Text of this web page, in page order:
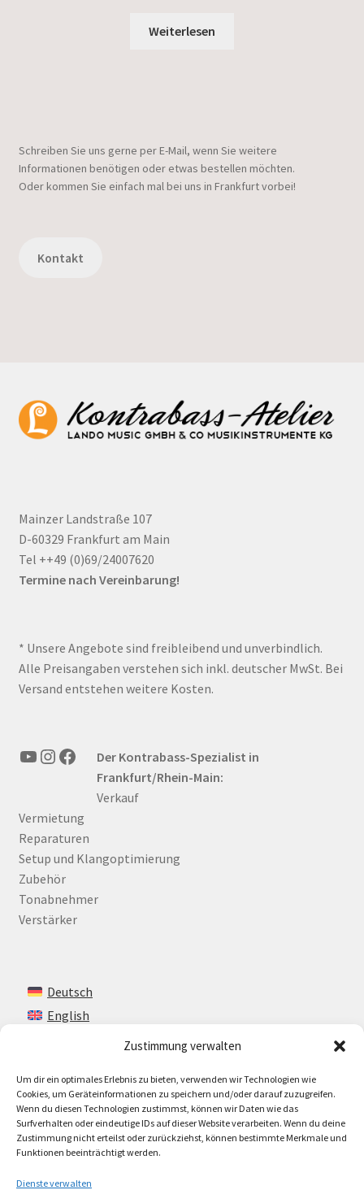
Zustimmung verwalten
Um dir ein optimales Erlebnis zu bieten, verwenden wir Technologien wie
Cookies, um Geräteinformationen zu speichern und/oder darauf zuzugreifen.
Wenn du diesen Technologien zustimmst, können wir Daten wie das
Surfverhalten oder eindeutige IDs auf dieser Website verarbeiten. Wenn du deine
Zustimmung nicht erteilst oder zurückziehst, können bestimmte Merkmale und
Funktionen beeinträchtigt werden.
Dienste verwalten
Weiterlesen
Schreiben Sie uns gerne per E-Mail, wenn Sie weitere
Informationen benötigen oder etwas bestellen möchten.
Oder kommen Sie einfach mal bei uns in Frankfurt vorbei!
Kontakt
Mainzer Landstraße 107
D-60329 Frankfurt am Main
Tel ++49 (0)69/24007620
Termine nach Vereinbarung!
* Unsere Angebote sind freibleibend und unverbindlich.
Alle Preisangaben verstehen sich inkl. deutscher MwSt. Bei
Versand entstehen weitere Kosten.
YouTube
Instagram
FacebookDer Kontrabass-Spezialist in
Frankfurt/Rhein-Main:
Verkauf
Vermietung
Reparaturen
Setup und Klangoptimierung
Zubehör
Tonabnehmer
Verstärker
Deutsch
English
Kontakt
Impressum + AGB
Cookie-Richtlinie (EU)